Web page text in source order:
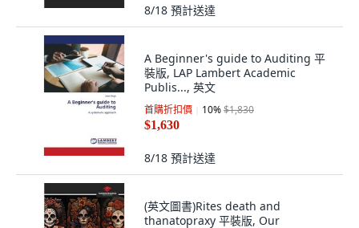
8/18 預計送達
A Beginner's guide to Auditing 平
裝版, LAP Lambert Academic
Publis..., 英文
首購折扣價 10%$1,830
$1,630
8/18 預計送達
(英文圖書)Rites death and
thanatopraxy 平裝版, Our